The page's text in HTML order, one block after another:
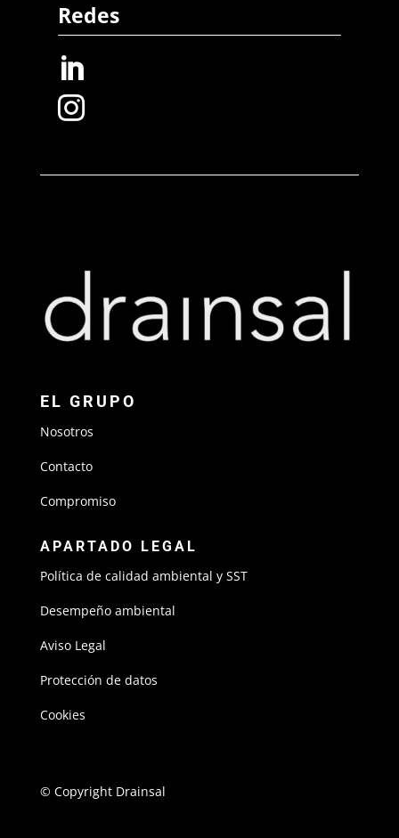
Redes


EL GRUPO
Nosotros
Contacto
Compromiso
APARTADO LEGAL
Política de calidad ambiental y SST
Desempeño ambiental
Aviso Legal
Protección de datos
Cookies
© Copyright Drainsal